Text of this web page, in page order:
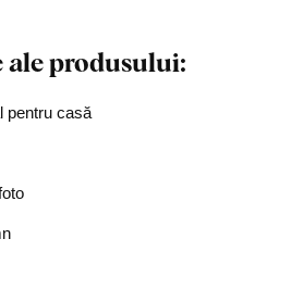
produsului:
pentru casă